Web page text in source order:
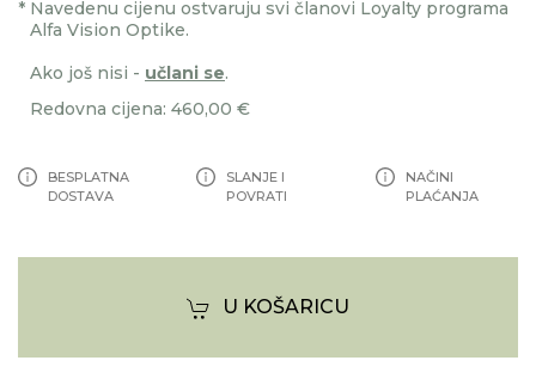
* Navedenu cijenu ostvaruju svi članovi Loyalty programa
Alfa Vision Optike.
Ako još nisi - učlani se.
Redovna cijena: 460,00 €
BESPLATNA
DOSTAVA
SLANJE I
POVRATI
NAČINI
PLAĆANJA
U KOŠARICU